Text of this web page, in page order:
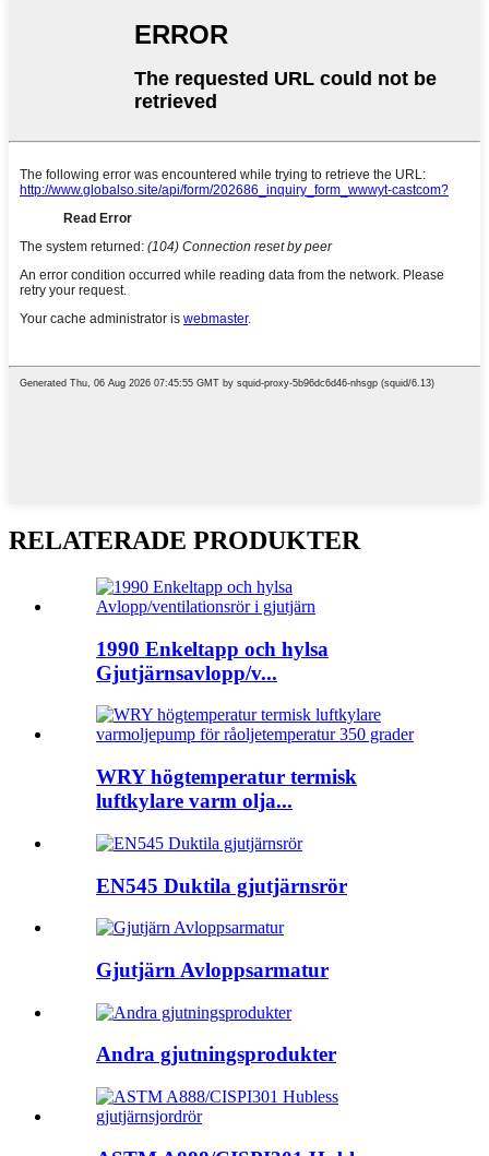
RELATERADE PRODUKTER
1990 Enkeltapp och hylsa
Gjutjärnsavlopp/v...
WRY högtemperatur termisk
luftkylare varm olja...
EN545 Duktila gjutjärnsrör
Gjutjärn Avloppsarmatur
Andra gjutningsprodukter